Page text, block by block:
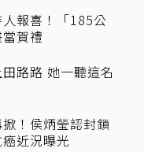
人報喜！「185公
賀禮
路路 她一聽這名
！侯炳瑩認封鎖
近況曝光